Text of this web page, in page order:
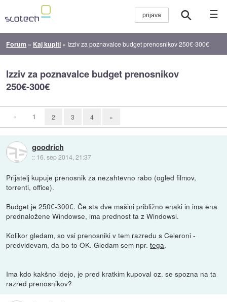
☰
Forum » Kaj kupiti » Izziv za poznavalce budget prenosnikov 250€-300€
Izziv za poznavalce budget prenosnikov
250€-300€
« 1 2 3 4 »
goodrich
:: 16. sep 2014, 21:37
Prijatelj kupuje prenosnik za nezahtevno rabo (ogled filmov,
torrenti, office).
Budget je 250€-300€. Če sta dve mašini približno enaki in ima ena
prednaložene Windowse, ima prednost ta z Windowsi.
Kolikor gledam, so vsi prenosniki v tem razredu s Celeroni -
predvidevam, da bo to OK. Gledam sem npr.tega.
Ima kdo kakšno idejo, je pred kratkim kupoval oz. se spozna na ta
razred prenosnikov?